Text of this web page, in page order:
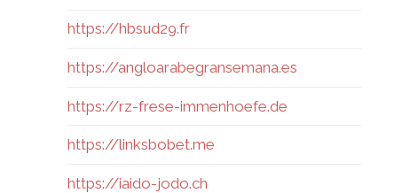
https://hbsud29.fr
https://angloarabegransemana.es
https://rz-frese-immenhoefe.de
https://linksbobet.me
https://iaido-jodo.ch